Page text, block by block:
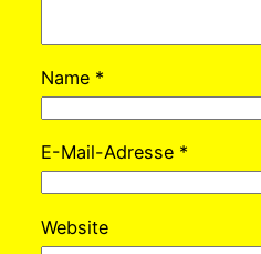
Name *
E-Mail-Adresse *
Website